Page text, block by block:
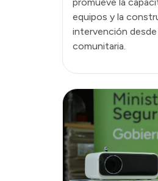
promueve la
equipos y la
intervención
comunitaria.